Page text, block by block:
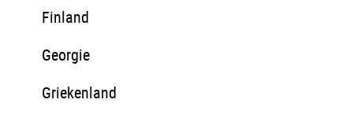
Finland
Georgie
Griekenland